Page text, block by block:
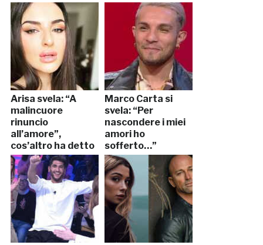
Arisa svela: “A
malincuore
rinuncio
all’amore”,
cos’altro ha detto
la cantante
Marco Carta si
svela: “Per
nascondere i miei
amori ho
sofferto…”